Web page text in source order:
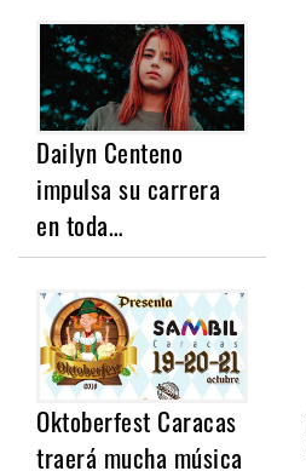
Dailyn Centeno
impulsa su carrera
en toda…
Oktoberfest Caracas
traerá mucha música